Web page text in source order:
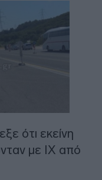
ότι εκείνη
με ΙΧ από